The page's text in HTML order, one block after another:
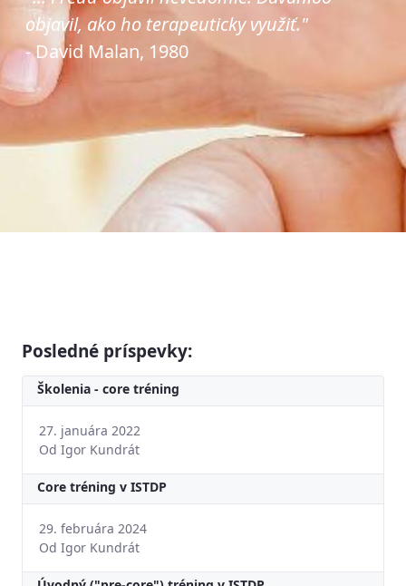
objavil, ako ho terapeuticky využiť."
- David Malan, 1980
Posledné príspevky:
Školenia - core tréning
27. januára 2022
Od Igor Kundrát
Core tréning v ISTDP
29. februára 2024
Od Igor Kundrát